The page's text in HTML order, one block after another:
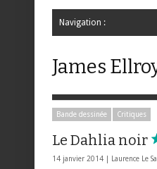
Navigation :
James
Bande dessinée Critiques
Le Dahlia noir
14 janvier 2014 | Laurence Le